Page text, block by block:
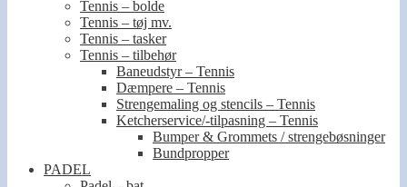
Tennis – bolde
Tennis – tøj mv.
Tennis – tasker
Tennis – tilbehør
Baneudstyr – Tennis
Dæmpere – Tennis
Strengemaling og stencils – Tennis
Ketcherservice/-tilpasning – Tennis
Bumper & Grommets / strengebøsninger
Bundpropper
PADEL